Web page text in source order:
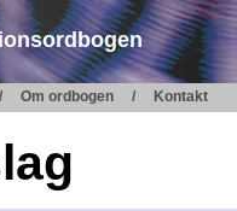
Om ordbogen Kontakt